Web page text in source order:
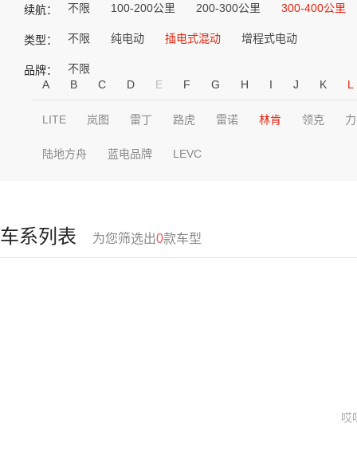
续航： 不限 100-200公里 200-300公里 300-400公里
类型： 不限 纯电动 插电式混动 增程式电动
品牌：
不限
A
B C D E F G H I J K L
LITE 岚图 雷丁 路虎 雷诺 林肯 领克
陆地方舟 蓝电品牌 LEVC
车系列表 为您筛选出0款车型
哎